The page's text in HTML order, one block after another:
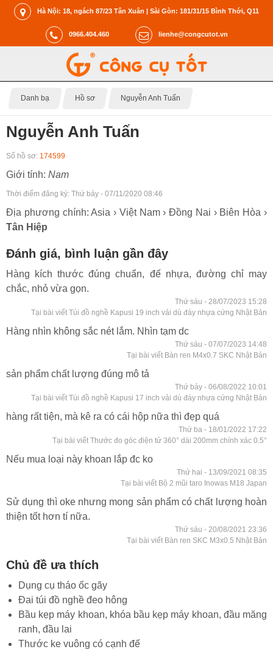
Hà Nội: 18, ngách 87/23 Tân Xuân | Sài Gòn: 181/31/15 Bình Thới, Q11
0966.404.460 lienhe@congcutot.vn
Danh bạ Hồ sơ Nguyễn Anh Tuấn
Nguyễn Anh Tuấn
Số hồ sơ: 174599
Giới tính: Nam
Thời điểm đăng ký: Thứ bảy - 07/11/2020 08:46
Địa phương chính: Asia › Việt Nam › Đồng Nai › Biên Hòa ›
Tân Hiệp
Đánh giá, bình luận gần đây
Hàng kích thước đúng chuẩn, đế nhựa, đường chỉ may
chắc, nhỏ vừa gọn.
Thứ sáu - 28/07/2023 15:28
Tại bài viết Túi đồ nghề Kapusi 19 inch vải dù đáy nhựa cứng Nhật Bản
Hàng nhìn không sắc nét lắm. Nhìn tạm dc
Thứ sáu - 07/07/2023 14:48
Tại bài viết Bàn ren M4x0.7 SKC Nhật Bản
sản phẩm chất lượng đúng mô tả
Thứ bảy - 06/08/2022 10:01
Tại bài viết Túi đồ nghề Kapusi 17 inch vải dù đáy nhựa cứng Nhật Bản
hàng rất tiện, mà kê ra có cái hộp nữa thì đẹp quá
Thứ ba - 18/01/2022 17:22
Tại bài viết Thước đo góc điện tử 360° dài 200mm chính xác 0.5°
Nếu mua loại này khoan lắp đc ko
Thứ hai - 13/09/2021 08:35
Tại bài viết Bộ 2 mũi taro Inowas M18 Japan
Sử dụng thì oke nhưng mong sản phẩm có chất lượng hoàn
thiện tốt hơn tí nữa.
Thứ sáu - 20/08/2021 23:36
Tại bài viết Bàn ren SKC M3x0.5 Nhật Bản
Chủ đề ưa thích
Dụng cụ tháo ốc gãy
Đai túi đồ nghề đeo hông
Bầu kẹp máy khoan, khóa bầu kẹp máy khoan, đầu măng
ranh, đầu lai
Thước ke vuông có cạnh đế